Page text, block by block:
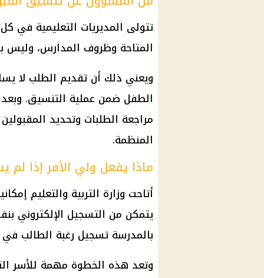
تتولى المديريات التعليمية في
المتاحة وظروف المدارس، وليس
ويعني ذلك أن تقديم الطلب لا
الطفل ضمن عملية التنسيق. وبعد
مراجعة الطلبات وتحديد
المنظمة.
ماذا يفعل ولي الأمر إذا
أتاحت وزارة التربية والتعليم
يتمكن من التسجيل الإلكتروني
بالمدرسة تسجيل رغبة الطالب في
وتعد هذه الخطوة مهمة للأسر